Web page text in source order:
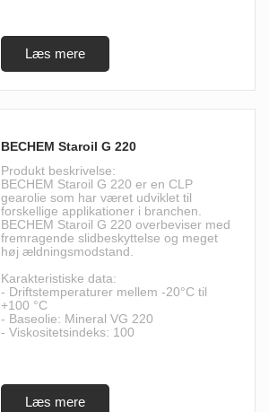
BECHEM Staroil G 220
Produkt beskrivelse:
BECHEM Staroil G 220 er en CLP
gearolie som har været udviklet til
forskellige applikationer i branchen.
BECHEM Staroil G 220 overbeviser med
fremragende slidbeskyttelse og meget
høj ældningsmodstand.
Karakteristiske data:
- Driftstemperaturer mellem -20°C til
+100 °C
- Baseolie: Mineral VG 220
- Viskositetsindeks: 100